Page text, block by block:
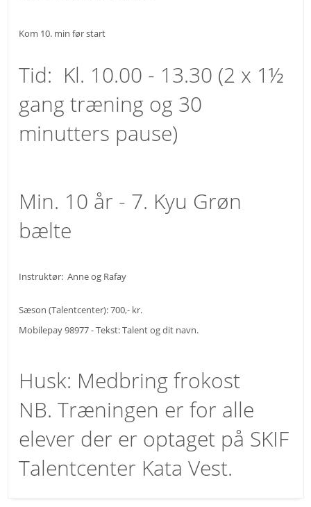
Kom 10. min før start
Tid: Kl. 10.00 - 13.30 (2 x 1½
gang træning og 30
minutters pause)
Min. 10 år - 7. Kyu Grøn
bælte
Instruktør:Anne og Rafay
Sæson (Talentcenter): 700,- kr.
Mobilepay 98977 - Tekst: Talent og dit navn.
Husk: Medbring frokost
NB. Træningen er for alle
elever der er optaget på SKIF
Talentcenter Kata Vest.